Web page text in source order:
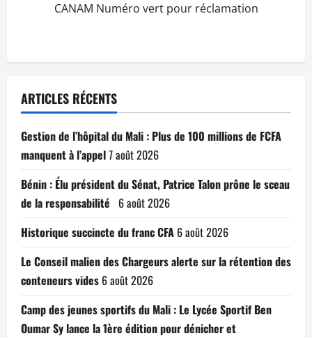
CANAM Numéro vert pour réclamation
ARTICLES RÉCENTS
Gestion de l’hôpital du Mali : Plus de 100 millions de FCFA
manquent à l’appel7 août 2026
Bénin : Élu président du Sénat, Patrice Talon prône le sceau
de la responsabilité 6 août 2026
Historique succincte du franc CFA 6 août 2026
Le Conseil malien des Chargeurs alerte sur la rétention des
conteneurs vides 6 août 2026
Camp des jeunes sportifs du Mali : Le Lycée Sportif Ben
Oumar Sy lance la 1ère édition pour dénicher et